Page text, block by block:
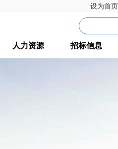
设为首页
人力资源 招标信息